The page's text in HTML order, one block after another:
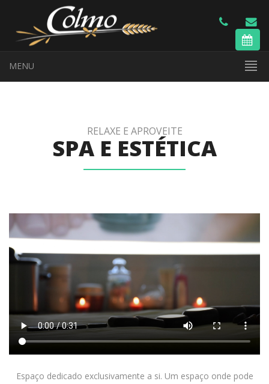
MENU
RELAXE E APROVEITE
SPA E ESTÉTICA
Espaço dedicado exclusivamente a si. Um espaço onde pode